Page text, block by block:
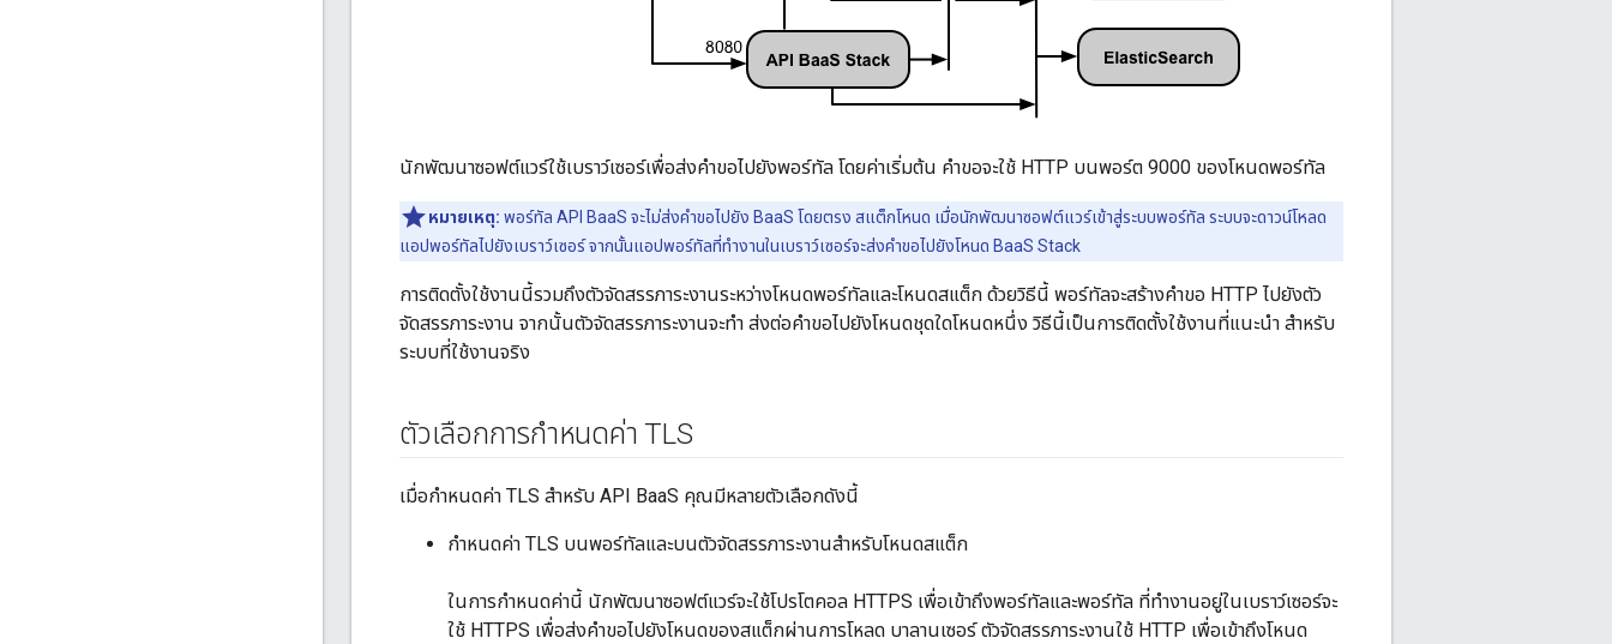
นักพัฒนาซอฟต์แวร์ใช้เบราว์เซอร์เพื่อส่งคำขอไปยังพอร์ทัล โดยค่าเริ่มต้น คำขอจะใช้ HTTP บนพอร์ต 9000 ของโหนดพอร์ทัล
หมายเหตุ: พอร์ทัล API BaaS จะไม่ส่งคำขอไปยัง BaaS โดยตรง สแต็กโหนด เมื่อนักพัฒนาซอฟต์แวร์เข้าสู่ระบบพอร์ทัล ระบบจะดาวน์โหลด
แอปพอร์ทัลไปยังเบราว์เซอร์ จากนั้นแอปพอร์ทัลที่ทำงานในเบราว์เซอร์จะส่งคำขอไปยังโหนด BaaS Stack
การติดตั้งใช้งานนี้รวมถึงตัวจัดสรรภาระงานระหว่างโหนดพอร์ทัลและโหนดสแต็ก ด้วยวิธีนี้ พอร์ทัลจะสร้างคำขอ HTTP ไปยังตัว
จัดสรรภาระงาน จากนั้นตัวจัดสรรภาระงานจะทำ ส่งต่อคำขอไปยังโหนดชุดใดโหนดหนึ่ง วิธีนี้เป็นการติดตั้งใช้งานที่แนะนำ สำหรับ
ระบบที่ใช้งานจริง
ตัวเลือกการกำหนดค่า TLS
เมื่อกำหนดค่า TLS สำหรับ API BaaS คุณมีหลายตัวเลือกดังนี้
กำหนดค่า TLS บนพอร์ทัลและบนตัวจัดสรรภาระงานสำหรับโหนดสแต็ก
ในการกำหนดค่านี้ นักพัฒนาซอฟต์แวร์จะใช้โปรโตคอล HTTPS เพื่อเข้าถึงพอร์ทัลและพอร์ทัล ที่ทำงานอยู่ในเบราว์เซอร์จะ
ใช้ HTTPS เพื่อส่งคำขอไปยังโหนดของสแต็กผ่านการโหลด บาลานเซอร์ ตัวจัดสรรภาระงานใช้ HTTP เพื่อเข้าถึงโหนด